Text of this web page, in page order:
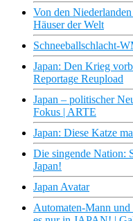
Von den
Häuser der Welt
Schneeballschlacht-
Japan: Den Krieg
Reportage Reupload
Japan – politischer
Fokus | ARTE
Japan: Diese Katze
Die singende Nation:
Japan!
Japan Avatar
Automaten-Mann